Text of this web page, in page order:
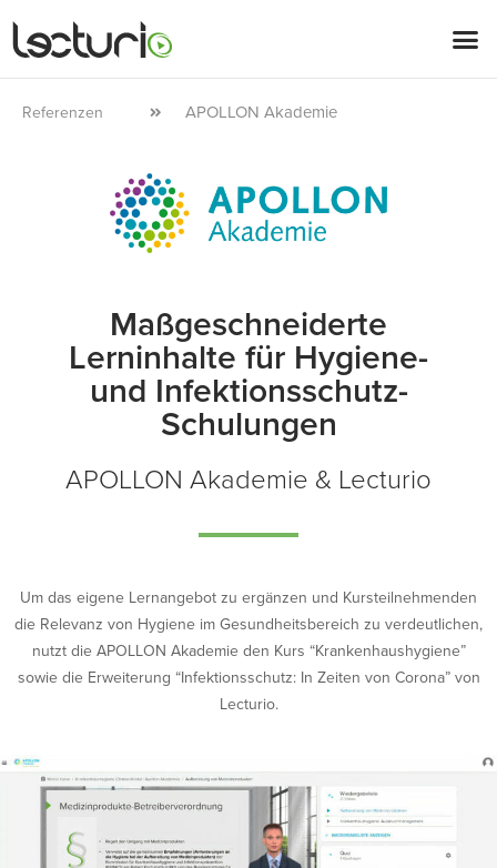
Referenzen APOLLON Akademie
Maßgeschneiderte
Lerninhalte für Hygiene-
und Infektionsschutz-
Schulungen
APOLLON Akademie & Lecturio
Um das eigene Lernangebot zu ergänzen und Kursteilnehmenden
die Relevanz von Hygiene im Gesundheitsbereich zu verdeutlichen,
nutzt die APOLLON Akademie den Kurs “Krankenhaushygiene”
sowie die Erweiterung “Infektionsschutz: In Zeiten von Corona” von
Lecturio.